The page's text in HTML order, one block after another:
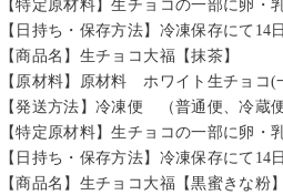
【特定原材料】生チョコの一部に卵・
【日持ち・保存方法】冷凍保存にて
【商品名】生チョコ大福【抹茶】
【原材料】原材料 ホワイト生チョコ
【発送方法】冷凍便 （普通便、冷蔵
【特定原材料】生チョコの一部に卵・
【日持ち・保存方法】冷凍保存にて
【商品名】生チョコ大福【黒蜜きな粉】